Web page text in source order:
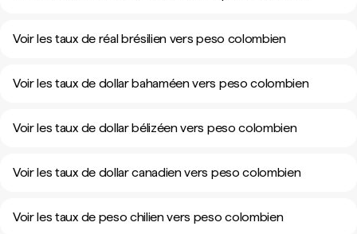
Voir les taux de réal brésilien vers peso colombien
Voir les taux de dollar bahaméen vers peso colombien
Voir les taux de dollar bélizéen vers peso colombien
Voir les taux de dollar canadien vers peso colombien
Voir les taux de peso chilien vers peso colombien